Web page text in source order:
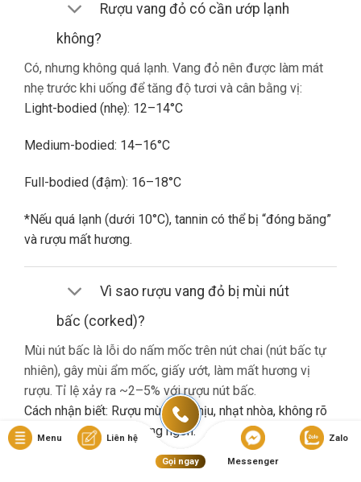
Rượu vang đỏ có cần ướp lạnh
không?
Có, nhưng không quá lạnh. Vang đỏ nên được làm mát
nhẹ trước khi uống để tăng độ tươi và cân bằng vị:
Light-bodied (nhẹ): 12–14°C
Medium-bodied: 14–16°C
Full-bodied (đậm): 16–18°C
*Nếu quá lạnh (dưới 10°C), tannin có thể bị “đóng băng”
và rượu mất hương.
Vì sao rượu vang đỏ bị mùi nút
bấc (corked)?
Mùi nút bấc là lỗi do nấm mốc trên nút chai (nút bấc tự
nhiên), gây mùi ẩm mốc, giấy ướt, làm mất hương vị
rượu. Tỉ lệ xảy ra ~2–5% với rượu nút bấc.
Cách nhận biết: Rượu mùi khó chịu, nhạt nhòa, không rõ
hương trái cây dù là vang ngon.
Nếu gặp lỗi này, bạn nên liên hệ cửa hàng đổi trả (nếu có
Menu Liên hệ
Gọi ngay Messenger
Zalo